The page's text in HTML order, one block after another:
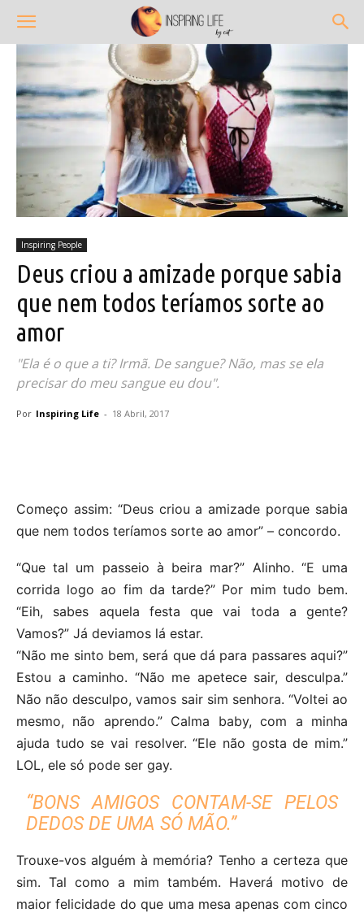
Inspiring People
Deus criou a amizade porque sabia
que nem todos teríamos sorte ao
amor
"Ela é o que a ti? Irmã. De sangue? Não, mas se ela
precisar do meu sangue eu dou".
Por Inspiring Life - 18 Abril, 2017
Começo assim: “Deus criou a amizade porque sabia
que nem todos teríamos sorte ao amor” – concordo.
“Que tal um passeio à beira mar?” Alinho. “E uma
corrida logo ao fim da tarde?” Por mim tudo bem.
“Eih, sabes aquela festa que vai toda a gente?
Vamos?” Já deviamos lá estar.
“Não me sinto bem, será que dá para passares aqui?”
Estou a caminho. “Não me apetece sair, desculpa.”
Não não desculpo, vamos sair sim senhora. “Voltei ao
mesmo, não aprendo.” Calma baby, com a minha
ajuda tudo se vai resolver. “Ele não gosta de mim.”
LOL, ele só pode ser gay.
“BONS AMIGOS CONTAM-SE PELOS
DEDOS DE UMA SÓ MÃO.”
Trouxe-vos alguém à memória? Tenho a certeza que
sim. Tal como a mim também. Haverá motivo de
maior felicidade do que uma mesa apenas com cinco